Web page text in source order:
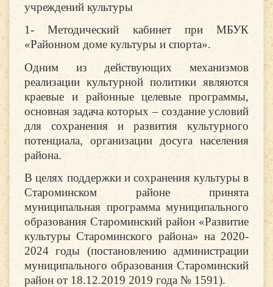
учреждений культуры
1- Методический кабинет при МБУК
«Районном доме культуры и спорта».
Одним из действующих механизмов
реализации культурной политики являются
краевые и районные целевые программы,
основная задача которых – создание условий
для сохранения и развития культурного
потенциала, организации досуга населения
района.
В целях поддержки и сохранения культуры в
Староминском районе принята
муниципальная программа муниципального
образования Староминский район «Развитие
культуры Староминского района» на 2020-
2024 годы (постановлению администрации
муниципального образования Староминский
район от 18.12.2019 2019 года № 1591).